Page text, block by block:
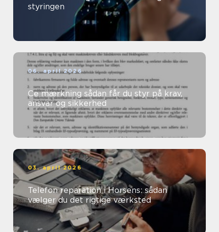
styringen
06. april 2026
Ce mærkning sådan får du styr på krav,
ansvar og sikkerhed
03. april 2026
Telefon reparation i Horsens: sådan
vælger du det rigtige værksted